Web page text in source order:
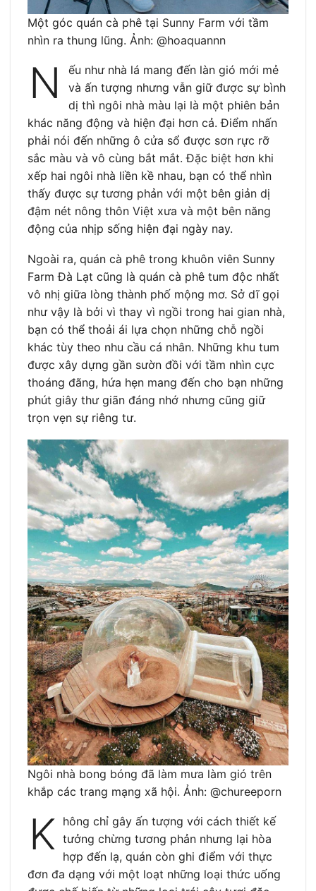
Một góc quán cà phê tại Sunny Farm với tầm
nhìn ra thung lũng. Ảnh: @hoaquannn
N
ếu như nhà lá mang đến làn gió mới mẻ
và ấn tượng nhưng vẫn giữ được sự bình
dị thì ngôi nhà màu lại là một phiên bản
khác năng động và hiện đại hơn cả. Điểm nhấn
phải nói đến những ô cửa sổ được sơn rực rỡ
sắc màu và vô cùng bắt mắt. Đặc biệt hơn khi
xếp hai ngôi nhà liền kề nhau, bạn có thể nhìn
thấy được sự tương phản với một bên giản dị
đậm nét nông thôn Việt xưa và một bên năng
động của nhịp sống hiện đại ngày nay.
Ngoài ra, quán cà phê trong khuôn viên Sunny
Farm Đà Lạt cũng là quán cà phê tum độc nhất
vô nhị giữa lòng thành phố mộng mơ. Sở dĩ gọi
như vậy là bởi vì thay vì ngồi trong hai gian nhà,
bạn có thể thoải ái lựa chọn những chỗ ngồi
khác tùy theo nhu cầu cá nhân. Những khu tum
được xây dựng gần sườn đồi với tầm nhìn cực
thoáng đãng, hứa hẹn mang đến cho bạn những
phút giây thư giãn đáng nhớ nhưng cũng giữ
trọn vẹn sự riêng tư.
Ngôi nhà bong bóng đã làm mưa làm gió trên
khắp các trang mạng xã hội. Ảnh: @chureeporn
K hông chỉ gây ấn tượng với cách thiết kế
tưởng chừng tương phản nhưng lại hòa
hợp đến lạ, quán còn ghi điểm với thực
đơn đa dạng với một loạt những loại thức uống